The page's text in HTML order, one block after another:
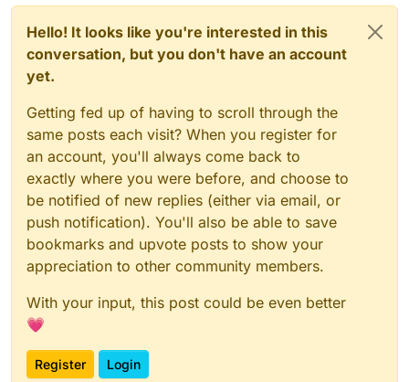
Hello! It looks like you're interested in this
conversation, but you don't have an account
yet.
Getting fed up of having to scroll through the
same posts each visit? When you register for
an account, you'll always come back to
exactly where you were before, and choose to
be notified of new replies (either via email, or
push notification). You'll also be able to save
bookmarks and upvote posts to show your
appreciation to other community members.
With your input, this post could be even better
💗
Register Login